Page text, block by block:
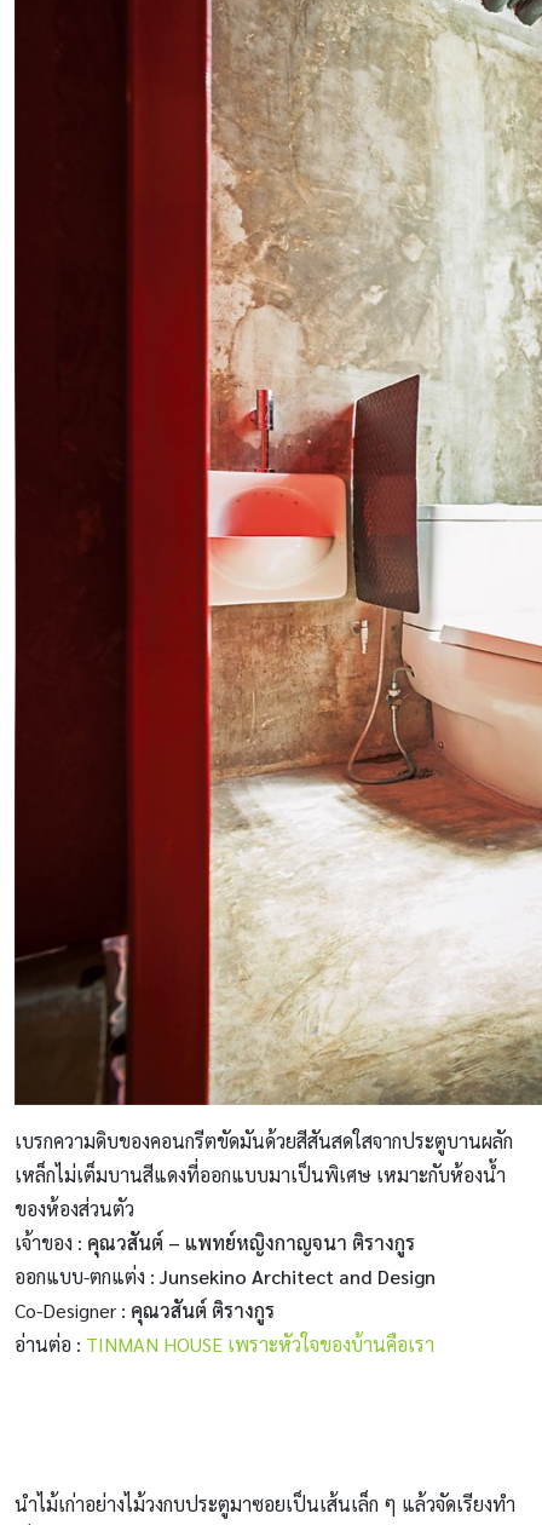
เบรกความดิบของคอนกรีตขัดมันด้วยสีสันสดใสจากประตูบานผลัก
เหล็กไม่เต็มบานสีแดงที่ออกแบบมาเป็นพิเศษ เหมาะกับห้องน้ำ
ของห้องส่วนตัว
เจ้าของ : คุณวสันต์ – แพทย์หญิงกาญจนา ติรางกูร
ออกแบบ-ตกแต่ง : Junsekino Architect and Design
Co-Designer : คุณวสันต์ ติรางกูร
อ่านต่อ : TINMAN HOUSE เพราะหัวใจของบ้านคือเรา
นําไม้เก่าอย่างไม้วงกบประตูมาซอยเป็นเส้นเล็ก ๆ แล้วจัดเรียงทํา